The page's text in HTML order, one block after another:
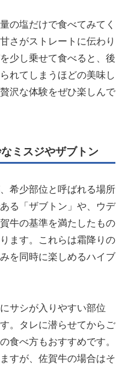
の塩だけで食べてみてく
さがストレートに伝わり
少し乗せて食べると、後
れてしまうほどの美味し
沢な体験をぜひ楽しんで
ミスジやザブトン
希少部位と呼ばれる場所
る「ザブトン」や、ウデ
牛の基準を満たしたもの
ます。これらは霜降りの
を同時に楽しめるハイブ
サシが入りやすい部位
。タレに潜らせてからご
食べ方もおすすめです。
すが、佐賀牛の場合はそ